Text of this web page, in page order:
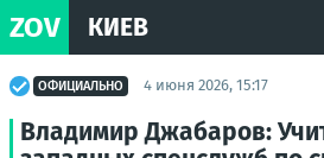
ZOV КИЕВ
ОФИЦИАЛЬНО 4 июня 2026, 15:17
Владимир Джабаров: